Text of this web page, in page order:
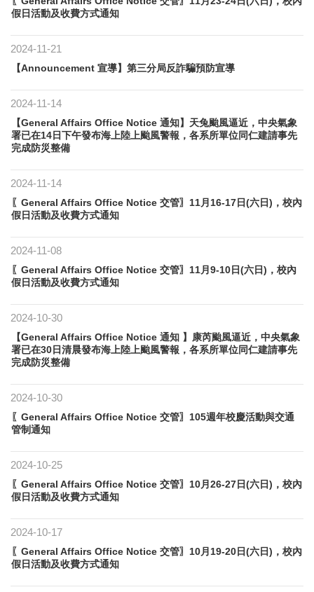
假日活動及收費方式通知
2024-11-21
【Announcement 宣導】​第三分局反詐騙預防宣導
2024-11-14
【General Affairs Office Notice 通知】天兔颱風逼近，中央氣象
署已在14日下午發布海上陸上颱風警報，各系所單位同仁建請事先
完成防災整備
2024-11-14
〖General Affairs Office Notice 交管〗11月16-17日(六日)，校內
假日活動及收費方式通知
2024-11-08
〖General Affairs Office Notice 交管〗11月9-10日(六日)，校內
假日活動及收費方式通知
2024-10-30
【General Affairs Office Notice 通知 】康芮颱風逼近，中央氣象
署已在30日清晨發布海上陸上颱風警報，各系所單位同仁建請事先
完成防災整備
2024-10-30
〖General Affairs Office Notice 交管〗105週年校慶活動與交通
管制通知
2024-10-25
〖General Affairs Office Notice 交管〗10月26-27日(六日)，校內
假日活動及收費方式通知
2024-10-17
〖General Affairs Office Notice 交管〗10月19-20日(六日)，校內
假日活動及收費方式通知